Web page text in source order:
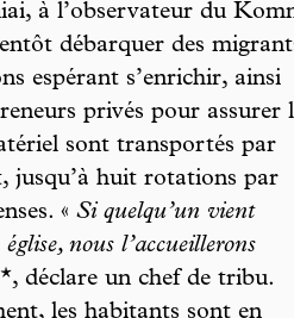
à l’observateur du
débarquer des
espérant s’enrichir, ainsi
privés pour assurer
sont transportés par
jusqu’à huit rotations par
« Si quelqu’un vient
nous l’accueillerons
déclare un chef de tribu.